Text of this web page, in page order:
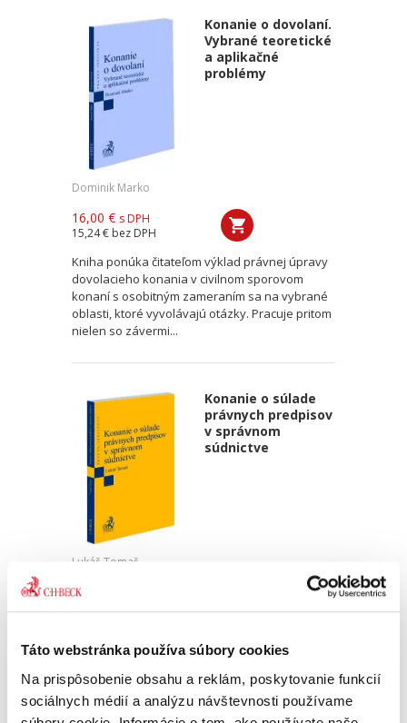
Táto webstránka používa súbory cookies
Na prispôsobenie obsahu a reklám, poskytovanie funkcií
sociálnych médií a analýzu návštevnosti používame
Konanie o dovolaní.
Vybrané teoretické
a aplikačné
problémy
Dominik Marko
16,00 € s DPH
15,24 € bez DPH
Kniha ponúka čitateľom výklad právnej úpravy
dovolacieho konania v civilnom sporovom
konaní s osobitným zameraním sa na vybrané
oblasti, ktoré vyvolávajú otázky. Pracuje pritom
nielen so závermi...
Konanie o súlade
právnych predpisov
v správnom
súdnictve
Lukáš Tomaš
25,00 €
právnych predpisov v správnom súdnictve. Jej
dominantným cieľom je analýza poznatkov o
kontrole normotvorby územnej samosprávy
správnymi súdmi, vecné...